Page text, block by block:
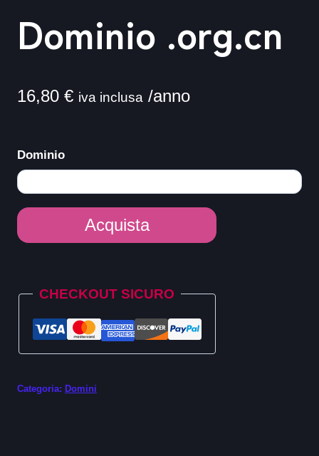
Dominio .org.cn
16,80 € iva inclusa /anno
Dominio
Dominio
.org.cn
Acquista
CHECKOUT SICURO
Categoria: Domini